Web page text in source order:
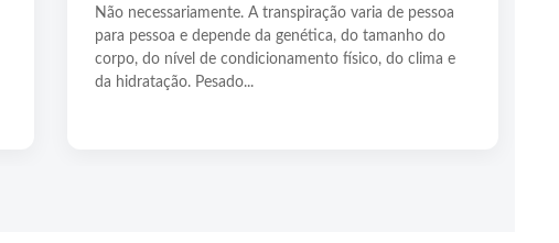
Não necessariamente. A transpiração varia de pessoa
para pessoa e depende da genética, do tamanho do
corpo, do nível de condicionamento físico, do clima e
da hidratação. Pesado...